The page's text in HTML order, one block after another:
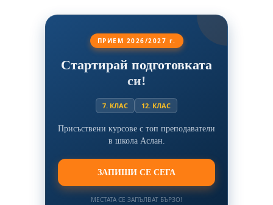
ПРИЕМ 2026/2027 г.
Стартирай подготовката
си!
7. КЛАС 12. КЛАС
Присъствени курсове с топ преподаватели
в школа Аслан.
ЗАПИШИ СЕ СЕГА
МЕСТАТА СЕ ЗАПЪЛВАТ БЪРЗО!